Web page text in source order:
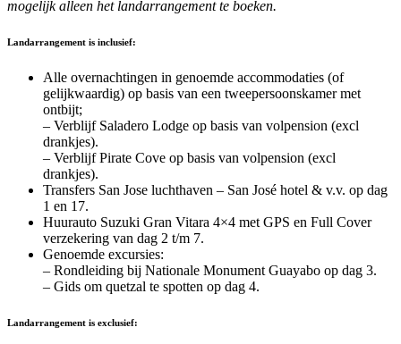
mogelijk alleen het landarrangement te boeken.
Landarrangement is inclusief:
Alle overnachtingen in genoemde accommodaties (of
gelijkwaardig) op basis van een tweepersoonskamer met
ontbijt;
– Verblijf Saladero Lodge op basis van volpension (excl
drankjes).
– Verblijf Pirate Cove op basis van volpension (excl
drankjes).
Transfers San Jose luchthaven – San José hotel & v.v. op dag
1 en 17.
Huurauto Suzuki Gran Vitara 4×4 met GPS en Full Cover
verzekering van dag 2 t/m 7.
Genoemde excursies:
– Rondleiding bij Nationale Monument Guayabo op dag 3.
– Gids om quetzal te spotten op dag 4.
Landarrangement is exclusief: